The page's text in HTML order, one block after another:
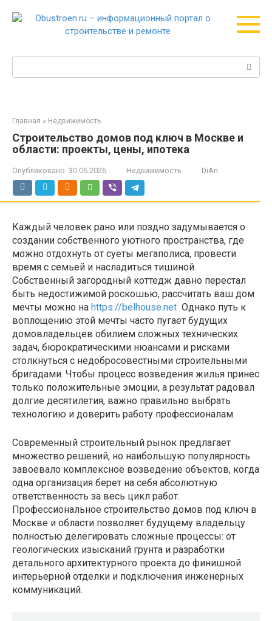
Поиск:
Главная » Недвижимость
Строительство домов под ключ в Москве и
области: проекты, цены, ипотека
Опубликовано: 30.06.2026 Недвижимость DiAn
Каждый человек рано или поздно задумывается о
создании собственного уютного пространства, где
можно отдохнуть от суеты мегаполиса, провести
время с семьей и насладиться тишиной.
Собственный загородный коттедж давно перестал
быть недостижимой роскошью, рассчитать ваш дом
мечты можно на https://belhouse.net Однако путь к
воплощению этой мечты часто пугает будущих
домовладельцев обилием сложных технических
задач, бюрократическими нюансами и рисками
столкнуться с недобросовестными строительными
бригадами. Чтобы процесс возведения жилья принес
только положительные эмоции, а результат радовал
долгие десятилетия, важно правильно выбрать
технологию и доверить работу профессионалам.
Современный строительный рынок предлагает
множество решений, но наибольшую популярность
завоевало комплексное возведение объектов, когда
одна организация берет на себя абсолютную
ответственность за весь цикл работ.
Профессиональное строительство домов под ключ в
Москве и области позволяет будущему владельцу
полностью делегировать сложные процессы: от
геологических изысканий грунта и разработки
детального архитектурного проекта до финишной
интерьерной отделки и подключения инженерных
коммуникаций.